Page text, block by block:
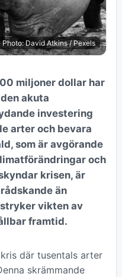
David Atkins / Pexels
miljoner dollar har
akuta
investering
arter och bevara
som är avgörande
och
krisen, är
än
vikten av
framtid.
där tusentals arter
skrämmande